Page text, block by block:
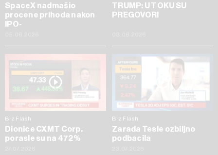
SpaceX nadmašio
procene prihoda nakon
IPO-
TRUMP: U TOKU SU
PREGOVORI
Biz Flash
Dionice CXMT Corp.
porasle su na 472%
Biz Flash
Zarada Tesle ozbiljno
podbacila